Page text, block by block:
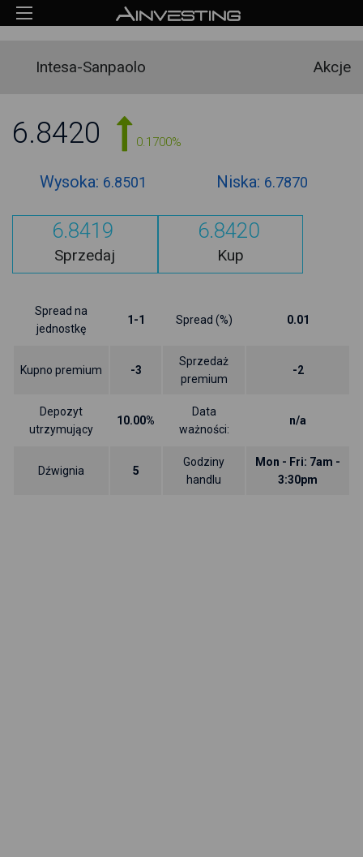
Intesa-Sanpaolo Akcje
6.8420 0.1700%
Wysoka: 6.8501 Niska: 6.7870
6.8419
Sprzedaj
6.8420
Kup
Spread na
jednostkę
1-1 Spread (%) 0.01
Kupno premium -3
Sprzedaż
premium
-2
Depozyt
utrzymujący
10.00%
Data
ważności:
n/a
Dźwignia 5
Godziny
handlu
Mon - Fri: 7am -
3:30pm